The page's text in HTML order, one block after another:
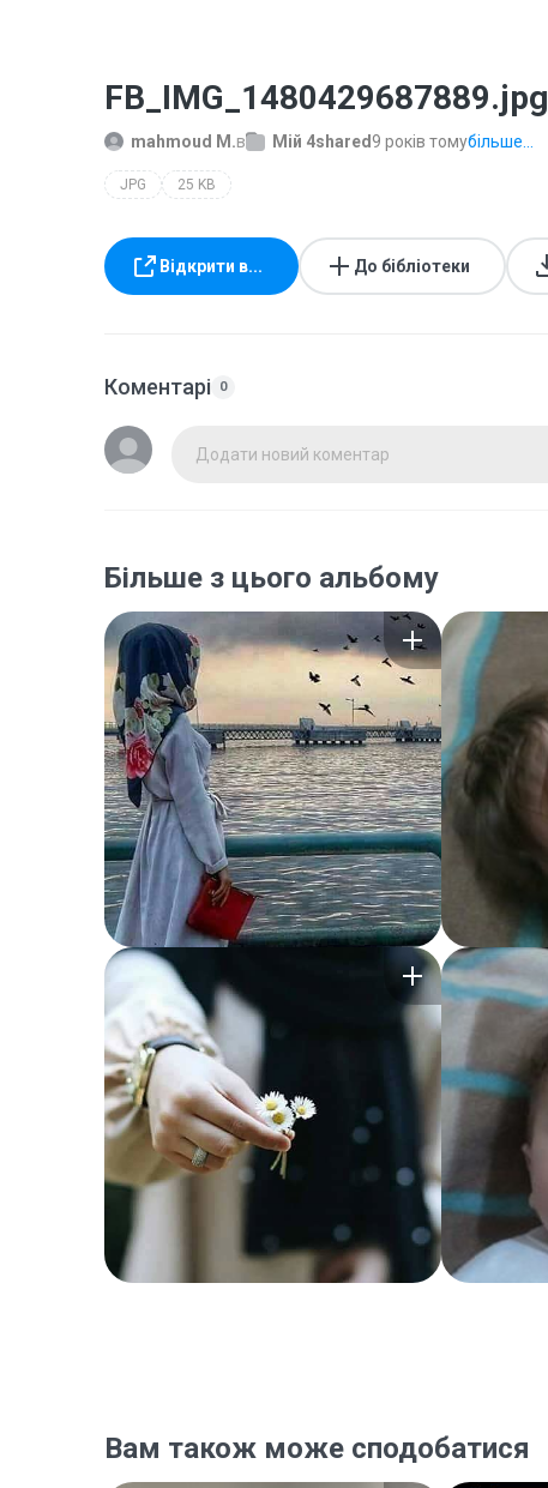
FB_IMG_1480429687889.jpg
mahmoud M.в Мій 4shared 9 років томубільше...
JPG 25 KB
Відкрити в... До бібліотеки
Коментарі 0
Додати новий коментар
Більше з цього альбому
Вам також може сподобатися